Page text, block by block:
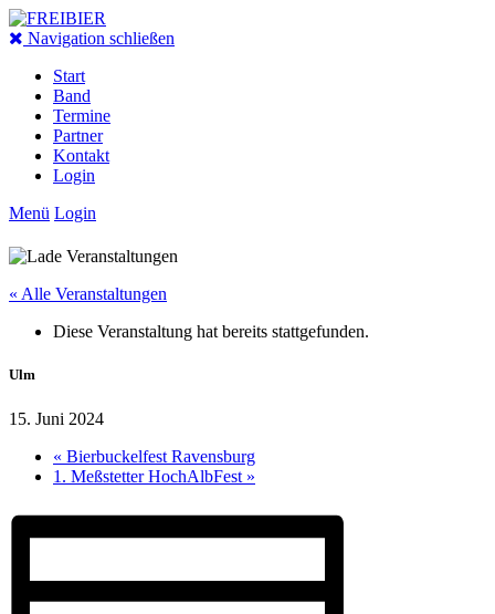
Navigation schließen
Start
Band
Termine
Partner
Kontakt
Login
Menü Login
« Alle Veranstaltungen
Diese Veranstaltung hat bereits stattgefunden.
Ulm
15. Juni 2024
« Bierbuckelfest Ravensburg
1. Meßstetter HochAlbFest »